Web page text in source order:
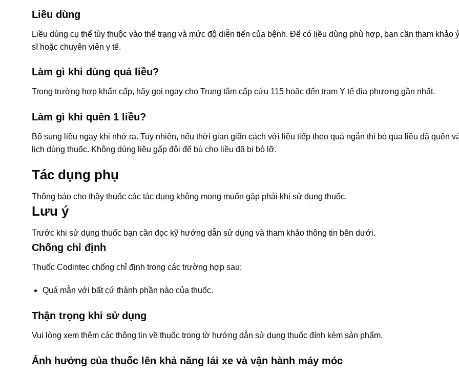
Liều dùng
Liều dùng cụ thể tùy thuộc vào thể trạng và mức độ diễn tiến của bệnh. Để có liều dùng phù hợp, bạn cần tham khảo
sĩ hoặc chuyên viên y tế.
Làm gì khi dùng quá liều?
Trong trường hợp khẩn cấp, hãy gọi ngay cho Trung tâm cấp cứu 115 hoặc đến trạm Y tế địa phương gần nhất.
Làm gì khi quên 1 liều?
Bổ sung liều ngay khi nhớ ra. Tuy nhiên, nếu thời gian giãn cách với liều tiếp theo quá ngắn thì bỏ qua liều đã quên
lịch dùng thuốc. Không dùng liều gấp đôi để bù cho liều đã bị bỏ lỡ.
Tác dụng phụ
Thông báo cho thầy thuốc các tác dụng không mong muốn gặp phải khi sử dụng thuốc.
Lưu ý
Trước khi sử dụng thuốc bạn cần đọc kỹ hướng dẫn sử dụng và tham khảo thông tin bên dưới.
Chống chỉ định
Thuốc Codintec chống chỉ định trong các trường hợp sau:
Quá mẫn với bất cứ thành phần nào của thuốc.
Thận trọng khi sử dụng
Vui lòng xem thêm các thông tin về thuốc trong tờ hướng dẫn sử dụng thuốc đính kèm sản phẩm.
Ảnh hưởng của thuốc lên khả năng lái xe và vận hành máy móc